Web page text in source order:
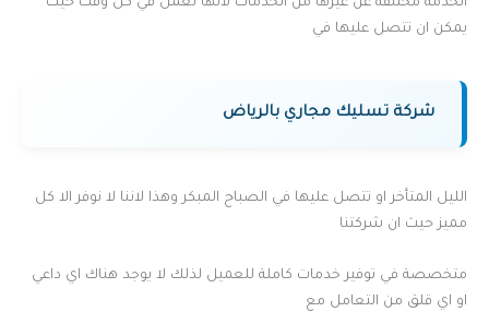
يمكن ان تتصل عليها في
شركة تسليك مجاري بالرياض
الليل المتأخر او تتصل عليها في الصباح المبكر وهذا لاننا لا نوفر الا كل
مميز حيث ان شركتنا
متخصصة في توفير خدمات كاملة للعميل لذلك لا يوجد هناك اي داعي
او اي قلق من التعامل مع